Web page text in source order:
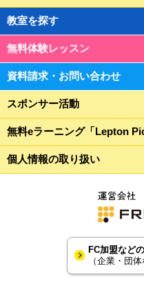
教室を探す
無料体験レッスン
資料請求・お問い合わせ
スポンサー活動
無料eラーニング「Lepton
個人情報の取り扱い
FC加盟など
（企業・団